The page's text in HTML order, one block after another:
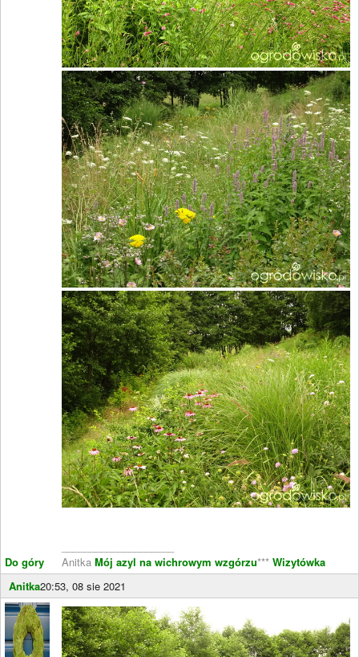
Do góry
Anitka Mój azyl na wichrowym wzgórzu*** Wizytówka
Anitka20:53, 08 sie 2021